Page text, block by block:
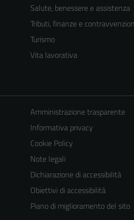
Salute, benessere e assistenza
Tributi, finanze e
Turismo
Vita lavorativa
Amministrazione trasparente
Informativa privacy
Cookie Policy
Note legali
Dichiarazione di accessibilità
Obiettivi di accessibilità
Piano di miglioramento del sito
Tecnici
Questi cookie
sono necessari
per il
funzionamento